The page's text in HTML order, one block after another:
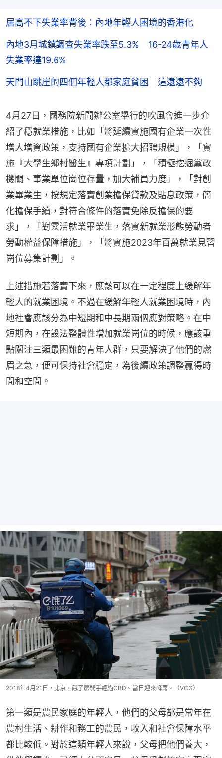
居高不下失業率背後：內地年輕人困境的香港化
內地3月城鎮調查失業率跌至5.3% 16-24歲青年人
失業率達19.6%
天門山跳崖的四個年輕人都家庭貧困 這遠遠不夠
4月27日，國務院新聞辦公室舉行的吹風會進一步介
紹了穩就業措施，比如「將延續實施國有企業一次性
增人增資政策，支持國有企業擴大招聘規模」，「實
施『大學生鄉村醫生』專項計劃」，「積極挖掘黨政
機關、事業單位崗位存量，加大補員力度」，「對創
業畢業生，按規定落實創業擔保貸款及貼息政策，簡
化擔保手續，對符合條件的落實免除反擔保的要
求」，「對靈活就業畢業生，落實新就業形態勞動者
勞動權益保障措施」，「將實施2023年百萬就業見習
崗位募集計劃」。
上述措施若落實下來，應該可以在一定程度上緩解年
輕人的就業困境。不過在緩解年輕人就業困境時，內
地社會應該分為中短期和中長期兩個應對策略。在中
短期內，在設法整體性增加就業崗位的時候，應該重
點關注三類最困難的青年人群，只要解決了他們的燃
眉之急，便可保持社會穩定，為後續政策調整贏得時
間和空間。
2018年4月21日，北京，餓了麼騎手經過CBD。當日迎來降雨。（VCG）
第一類是農民家庭的年輕人，他們的父母都是常年在
農村生活、耕作和務工的農民，收入和社會保障水平
都比較低。對於這類年輕人來說，父母把他們養大，